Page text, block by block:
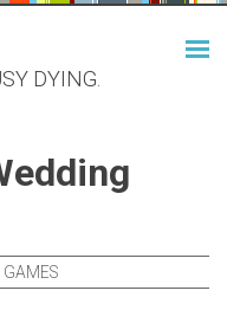
DYING.
GAMES